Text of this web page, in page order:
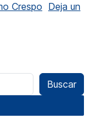
Crespo Deja un
Buscar